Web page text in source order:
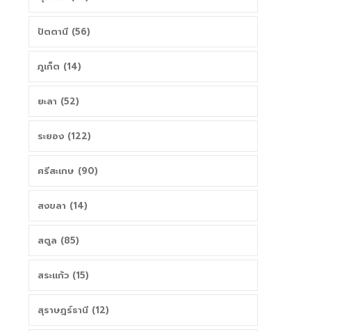
ปัตตานี (56)
ภูเก็ต (14)
ยะลา (52)
ระยอง (122)
ศรีสะเกษ (90)
สงขลา (14)
สตูล (85)
สระแก้ว (15)
สุราษฎร์ธานี (12)